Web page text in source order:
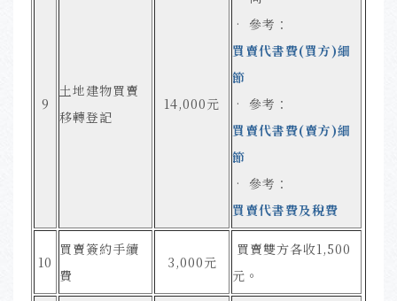
9
土地建物買賣
移轉登記
14,000元
• 參考：
買賣代書費(買方)細
節
• 參考：
買賣代書費(賣方)細
節
• 參考：
買賣代書費及稅費
10
買賣簽約手續
費
3,000元
買賣雙方各收1,500
元 。